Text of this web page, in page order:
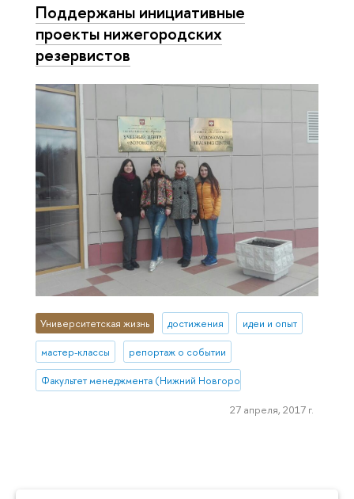
Поддержаны инициативные
проекты нижегородских
резервистов
Университетская жизнь достижения идеи и опыт
мастер-классы репортаж о событии
Факультет менеджмента (Нижний Новгород)
27 апреля, 2017 г.